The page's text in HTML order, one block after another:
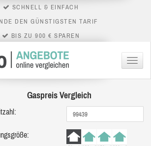
SCHNELL & EINFACH
DEN GÜNSTIGSTEN TARIF
BIS ZU 900 € SPAREN
Menü
Gaspreis Vergleich